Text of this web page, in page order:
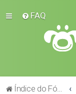
FAQ
Índice do Fórum